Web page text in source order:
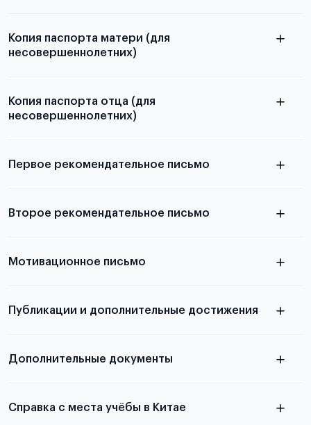
Копия паспорта матери (для
несовершеннолетних)
Копия паспорта отца (для
несовершеннолетних)
выезда
Первое рекомендательное письмо
письма
Второе рекомендательное письмо
письма
Мотивационное письмо
статье
Публикации и дополнительные достижения
Дополнительные документы
Справка с места учёбы в Китае